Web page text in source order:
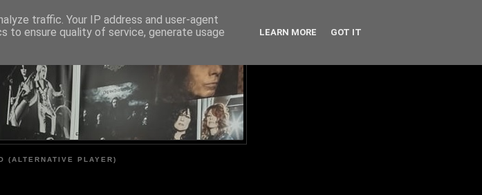
CITY
(ALTERNATIVE PLAYER)
traffic. Your IP address and user-agent
to ensure quality of service, generate usage
LEARN MORE GOT IT